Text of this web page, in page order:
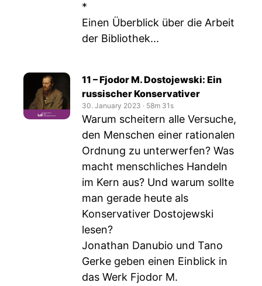
*
Einen Überblick über die Arbeit
der Bibliothek...
11 – Fjodor M. Dostojewski: Ein
russischer Konservativer
30. January 2023 ‧ 58m 31s
Warum scheitern alle Versuche,
den Menschen einer rationalen
Ordnung zu unterwerfen? Was
macht menschliches Handeln
im Kern aus? Und warum sollte
man gerade heute als
Konservativer Dostojewski
lesen?
Jonathan Danubio und Tano
Gerke geben einen Einblick in
das Werk Fjodor M.